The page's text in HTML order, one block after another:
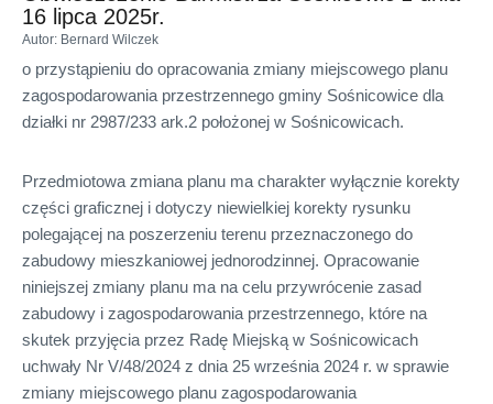
16 lipca 2025r.
Autor: Bernard Wilczek
o przystąpieniu do opracowania zmiany miejscowego planu
zagospodarowania przestrzennego gminy Sośnicowice dla
działki nr 2987/233 ark.2 położonej w Sośnicowicach.
Przedmiotowa zmiana planu ma charakter wyłącznie korekty
części graficznej i dotyczy niewielkiej korekty rysunku
polegającej na poszerzeniu terenu przeznaczonego do
zabudowy mieszkaniowej jednorodzinnej. Opracowanie
niniejszej zmiany planu ma na celu przywrócenie zasad
zabudowy i zagospodarowania przestrzennego, które na
skutek przyjęcia przez Radę Miejską w Sośnicowicach
uchwały Nr V/48/2024 z dnia 25 września 2024 r. w sprawie
zmiany miejscowego planu zagospodarowania